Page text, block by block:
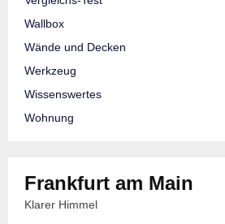
Wallbox
Wände und Decken
Werkzeug
Wissenswertes
Wohnung
Frankfurt am Main
Klarer Himmel